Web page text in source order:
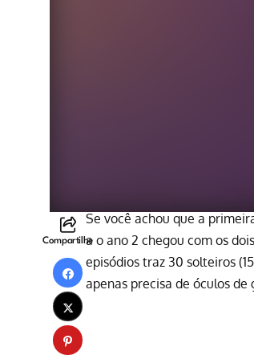
Compartilhe
Se você achou que a
a o ano 2 chegou com os
episódios traz 30 solteiros
apenas precisa de óculos de